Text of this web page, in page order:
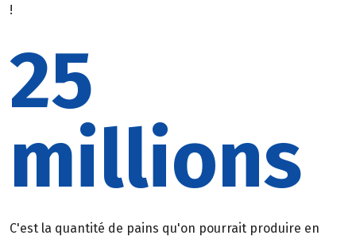
!
25
millions
C'est la quantité de pains qu'on pourrait produire en